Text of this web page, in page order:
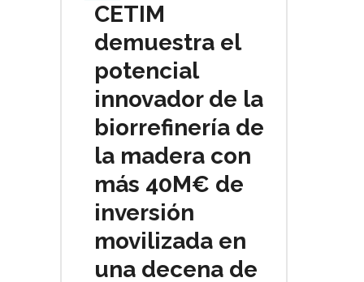
CETIM
demuestra el
potencial
innovador de la
biorrefinería de
la madera con
más 40M€ de
inversión
movilizada en
una decena de